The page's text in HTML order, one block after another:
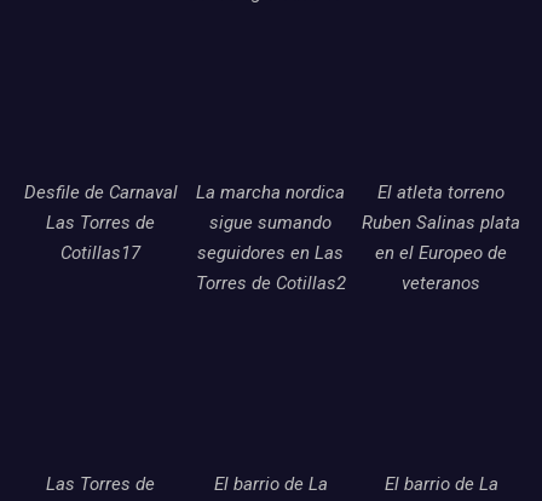
Desfile de Carnaval
Las Torres de
Cotillas17
La marcha nordica
sigue sumando
seguidores en Las
Torres de Cotillas2
El atleta torreno
Ruben Salinas plata
en el Europeo de
veteranos
Las Torres de
El barrio de La
El barrio de La